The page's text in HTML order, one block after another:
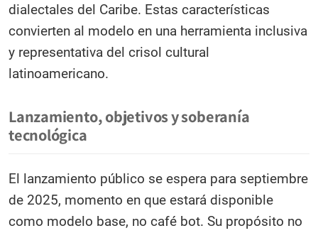
dialectales del Caribe. Estas características
convierten al modelo en una herramienta inclusiva
y representativa del crisol cultural
latinoamericano.
Lanzamiento, objetivos y soberanía
tecnológica
El lanzamiento público se espera para septiembre
de 2025, momento en que estará disponible
como modelo base, no café bot. Su propósito no